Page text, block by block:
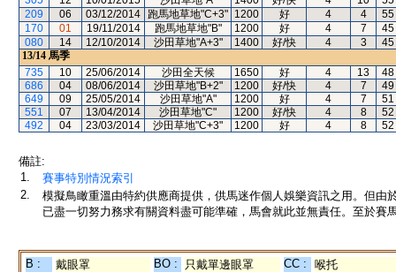
209
06 03/12/2014 跑馬地草地"C+3" 1200 好 4 4
55
170
01 19/11/2014 跑馬地草地"B" 1200 好 4 7
45
080
14 12/10/2014 沙田草地"A+3" 1400 好/快 4 3
45
13/14 馬季
735
10 25/06/2014 沙田全天候 1650 好 4 13
48
686
04 08/06/2014 沙田草地"B+2" 1200 好/快 4 7
49
649
09 25/05/2014 沙田草地"A" 1200 好 4 7
51
551
07 13/04/2014 沙田草地"C" 1200 好/快 4 8
52
492
04 23/03/2014 沙田草地"C+3" 1200 好 4 8 52
備註:
1.
賽事特別情況索引
2.
模擬鳥瞰重溫由特約供應商提供，供馬迷作個人娛樂資訊之用。但
已盡一切努力務求有關資料盡可能準確，馬會就此並無責任。至於賽
B : 戴眼罩 BO : 只戴單邊眼罩 CC :
喉托